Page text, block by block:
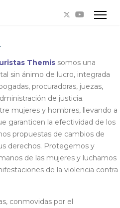
Themis somos una
sin ánimo de lucro, integrada
procuradoras, juezas,
de justicia.
mujeres y hombres, llevando a
garanticen la efectividad de los
propuestas de cambios de
derechos. Protegemos y
de las mujeres y luchamos
de la violencia contra
conmovidas por el